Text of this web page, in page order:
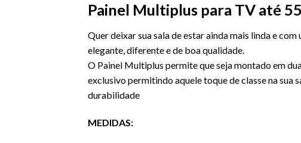
Painel Multiplus para TV até
Quer deixar sua sala de estar ainda mais linda e
elegante, diferente e de boa qualidade.
O Painel Multiplus permite que seja montado em
exclusivo permitindo aquele toque de classe na
durabilidade
MEDIDAS: